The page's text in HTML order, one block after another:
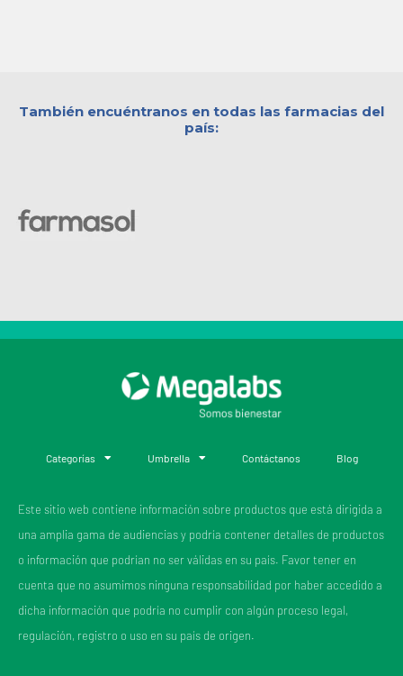
También encuéntranos en todas las farmacias del
país:
Categorías Umbrella Contáctanos Blog
Este sitio web contiene información sobre productos que está dirigida a
una amplia gama de audiencias y podría contener detalles de productos
o información que podrían no ser válidas en su país. Favor tener en
cuenta que no asumimos ninguna responsabilidad por haber accedido a
dicha información que podría no cumplir con algún proceso legal,
regulación, registro o uso en su país de origen.